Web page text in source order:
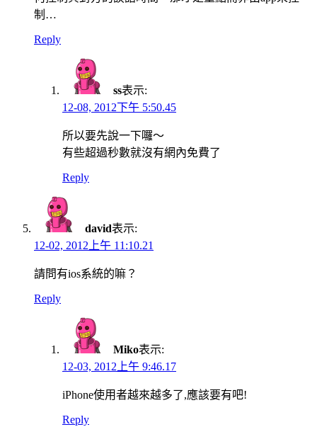
制…
Reply
ss表示:
12-08, 2012下午 5:50.45
所以要先說一下囉～
有些超過秒數就沒有網內免費了
Reply
david表示:
12-02, 2012上午 11:10.21
請問有ios系統的嘛？
Reply
Miko表示:
12-03, 2012上午 9:46.17
iPhone使用者越來越多了,應該要有吧!
Reply